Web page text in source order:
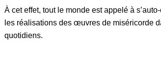
À cet effet, tout le monde est appelé à
les réalisations des œuvres de miséricorde
quotidiens.